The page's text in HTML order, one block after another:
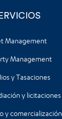
Management
Management
y Tasaciones
y licitaciones
y comercialización